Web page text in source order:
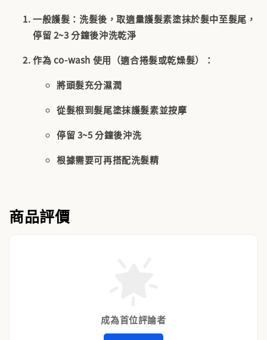
一般護髮 ：洗髮後，取適量護髮素塗抹於髮中至髮尾，
停留 2~3 分鐘後沖洗乾淨
作為 co-wash 使用 （適合捲髮或乾燥髮）：
將頭髮充分濕潤
從髮根到髮尾塗抹護髮素並按摩
停留 3~5 分鐘後沖洗
根據需要可再搭配洗髮精
商品評價
成為首位評論者